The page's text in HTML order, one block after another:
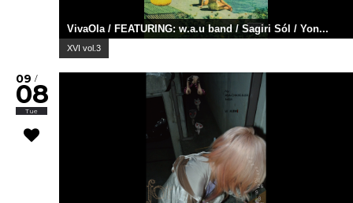
VivaOla / FEATURING: w.a.u band / Sagiri Sól / Yon...
XVI vol.3
09 /
08
Tue